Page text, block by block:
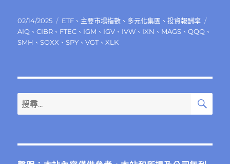
發
佈
日
02/14/2025
分
類
ETF 、 主要市場指數 、 多元化集團 、投資報酬率
AIQ 、CIBR 、 FTEC 、 IGM 、 IGV 、 IVW 、 IXN 、 MAGS 、QQQ 、
SMH 、SOXX 、SPY 、VGT、XLK
搜
尋
鍵
搜